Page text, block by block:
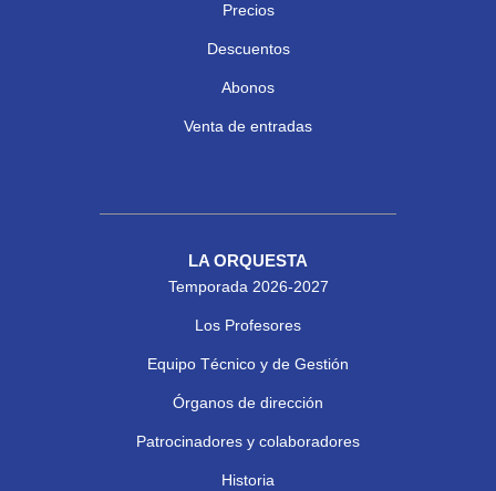
Precios
Descuentos
Abonos
Venta de entradas
LA ORQUESTA
Temporada 2026-2027
Los Profesores
Equipo Técnico y de Gestión
Órganos de dirección
Patrocinadores y colaboradores
Historia